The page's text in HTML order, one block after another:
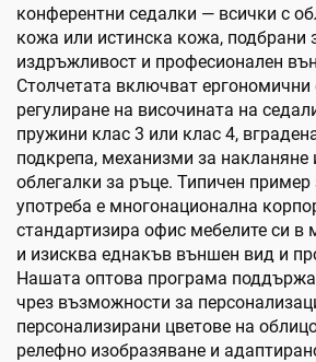
конферентни седалки — всички с
кожа или истинска кожа, подбрани
издръжливост и професионален
Столчетата включват
регулиране на височината на
пружини клас 3 или клас 4,
подкрепа, механизми за накланяне
облегалки за ръце. Типичен пример
употреба е многонационална
стандартизира офис мебелите си в
и изисква еднакъв външен вид и
Нашата оптова програма
чрез възможности за
персонализирани цветове на
релефно изобразяване и